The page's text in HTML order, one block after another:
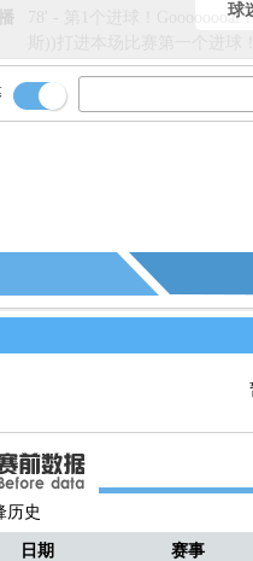
78' - 第1个进球！
球
历史
日期 赛事